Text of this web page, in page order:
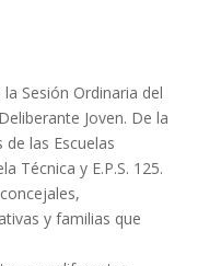
Sesión Ordinaria del
Joven. De la
las Escuelas
Técnica y E.P.S. 125.
y familias que